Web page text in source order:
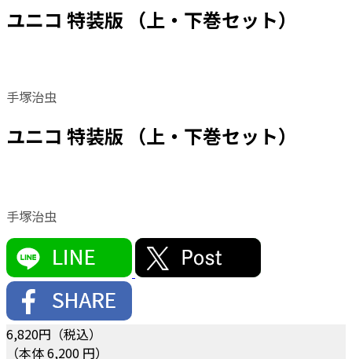
ユニコ 特装版 （上・下巻セット）
手塚治虫
ユニコ 特装版 （上・下巻セット）
手塚治虫
6,820円（税込）
（本体 6,200 円）